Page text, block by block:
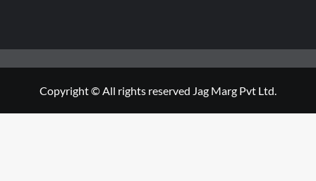
Copyright © All rights reserved Jag Marg Pvt Ltd.